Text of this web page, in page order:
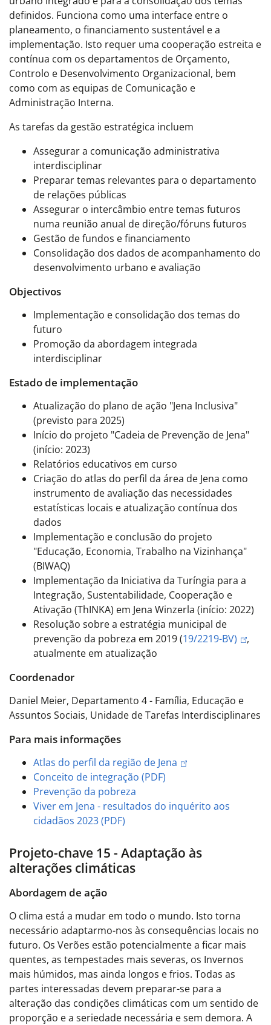
definidos. Funciona como uma interface entre o
planeamento, o financiamento sustentável e a
implementação. Isto requer uma cooperação estreita e
contínua com os departamentos de Orçamento,
Controlo e Desenvolvimento Organizacional, bem
como com as equipas de Comunicação e
Administração Interna.
As tarefas da gestão estratégica incluem
Assegurar a comunicação administrativa
interdisciplinar
Preparar temas relevantes para o departamento
de relações públicas
Assegurar o intercâmbio entre temas futuros
numa reunião anual de direção/fóruns futuros
Gestão de fundos e financiamento
Consolidação dos dados de acompanhamento do
desenvolvimento urbano e avaliação
Objectivos
Implementação e consolidação dos temas do
futuro
Promoção da abordagem integrada
interdisciplinar
Estado de implementação
Atualização do plano de ação "Jena Inclusiva"
(previsto para 2025)
Início do projeto "Cadeia de Prevenção de Jena"
(início: 2023)
Relatórios educativos em curso
Criação do atlas do perfil da área de Jena como
instrumento de avaliação das necessidades
estatísticas locais e atualização contínua dos
dados
Implementação e conclusão do projeto
"Educação, Economia, Trabalho na Vizinhança"
(BIWAQ)
Implementação da Iniciativa da Turíngia para a
Integração, Sustentabilidade, Cooperação e
Ativação (ThINKA) em Jena Winzerla (início: 2022)
Resolução sobre a estratégia municipal de
prevenção da pobreza em 2019 (19/2219-BV)
,
atualmente em atualização
Coordenador
Daniel Meier, Departamento 4 - Família, Educação e
Assuntos Sociais, Unidade de Tarefas Interdisciplinares
Para mais informações
Atlas do perfil da região de Jena
Conceito de integração (PDF)
Prevenção da pobreza
Viver em Jena - resultados do inquérito aos
cidadãos 2023 (PDF)
Projeto-chave 15 - Adaptação às
alterações climáticas
Abordagem de ação
O clima está a mudar em todo o mundo. Isto torna
necessário adaptarmo-nos às consequências locais no
futuro. Os Verões estão potencialmente a ficar mais
quentes, as tempestades mais severas, os Invernos
mais húmidos, mas ainda longos e frios. Todas as
partes interessadas devem preparar-se para a
alteração das condições climáticas com um sentido de
proporção e a seriedade necessária e sem demora. A